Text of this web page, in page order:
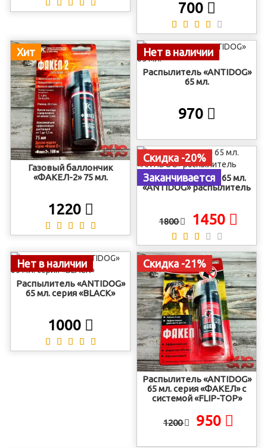
700
Хит
Газовый баллончик
«ФАКЕЛ-2» 75 мл.
1220
Нет в наличии
Распылитель «ANTIDOG»
65 мл.
970
Скидка -20%
Заканчивается
«КОНТРОЛЬ-АС» 65 мл.
«ANTIDOG» распылитель
1800 1450
Нет в наличии
Распылитель «ANTIDOG»
65 мл. серия «BLACK»
1000
Скидка -21%
Распылитель «ANTIDOG»
65 мл. серия «ФАКЕЛ» с
системой «FLIP-TOP»
1200 950